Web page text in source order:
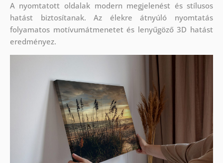
A nyomtatott oldalak modern megjelenést és stílusos
hatást biztosítanak. Az élekre átnyúló nyomtatás
folyamatos motívumátmenetet és lenyűgöző 3D hatást
eredményez.